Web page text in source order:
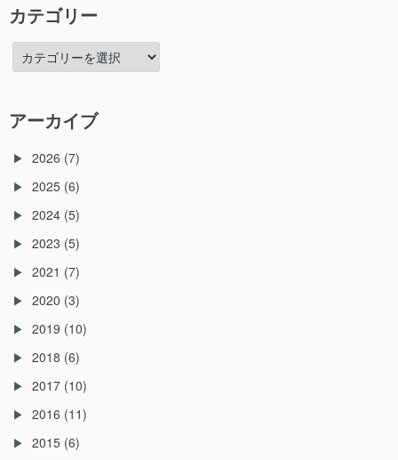
カテゴリー
テ
ー
アーカイブ
2026 (7)
2025 (6)
2024 (5)
2023 (5)
2021 (7)
2020 (3)
2019 (10)
2018 (6)
2017 (10)
2016 (11)
2015 (6)